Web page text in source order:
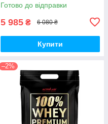
Готово до відправки
5 985 ₴ 6 080 ₴
Купити
–2%